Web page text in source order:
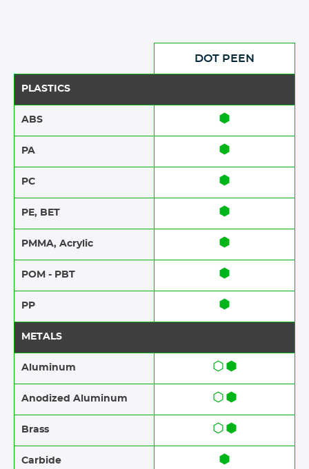
DOT PEEN
PLASTICS
ABS​​
PA
PC
PE, BET
PMMA, Acrylic
POM - PBT
PP
METALS
Aluminum
Anodized Aluminum​​
Brass​​
Carbide